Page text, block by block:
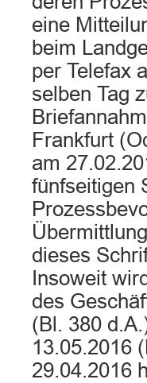
eine
beim
per Telefax
selben Tag
Frankfurt
am
fünfseitigen
dieses
Insoweit
des
(Bl. 380
13.05.2016
29.04.2016